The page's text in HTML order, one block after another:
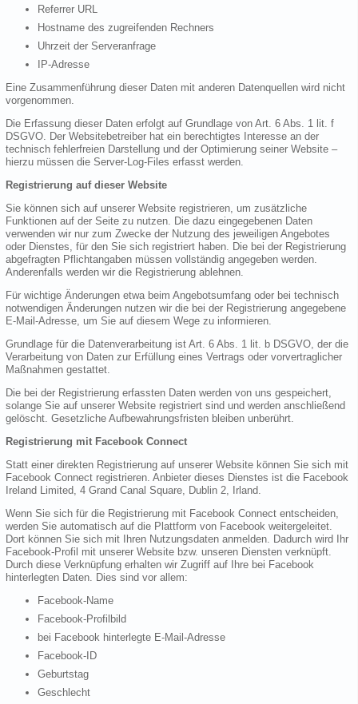
Referrer URL
Hostname des zugreifenden Rechners
Uhrzeit der Serveranfrage
IP-Adresse
Eine Zusammenführung dieser Daten mit anderen Datenquellen wird nicht
vorgenommen.
Die Erfassung dieser Daten erfolgt auf Grundlage von Art. 6 Abs. 1 lit. f
DSGVO. Der Websitebetreiber hat ein berechtigtes Interesse an der
technisch fehlerfreien Darstellung und der Optimierung seiner Website –
hierzu müssen die Server-Log-Files erfasst werden.
Registrierung auf dieser Website
Sie können sich auf unserer Website registrieren, um zusätzliche
Funktionen auf der Seite zu nutzen. Die dazu eingegebenen Daten
verwenden wir nur zum Zwecke der Nutzung des jeweiligen Angebotes
oder Dienstes, für den Sie sich registriert haben. Die bei der Registrierung
abgefragten Pflichtangaben müssen vollständig angegeben werden.
Anderenfalls werden wir die Registrierung ablehnen.
Für wichtige Änderungen etwa beim Angebotsumfang oder bei technisch
notwendigen Änderungen nutzen wir die bei der Registrierung angegebene
E-Mail-Adresse, um Sie auf diesem Wege zu informieren.
Grundlage für die Datenverarbeitung ist Art. 6 Abs. 1 lit. b DSGVO, der die
Verarbeitung von Daten zur Erfüllung eines Vertrags oder vorvertraglicher
Maßnahmen gestattet.
Die bei der Registrierung erfassten Daten werden von uns gespeichert,
solange Sie auf unserer Website registriert sind und werden anschließend
gelöscht. Gesetzliche Aufbewahrungsfristen bleiben unberührt.
Registrierung mit Facebook Connect
Statt einer direkten Registrierung auf unserer Website können Sie sich mit
Facebook Connect registrieren. Anbieter dieses Dienstes ist die Facebook
Ireland Limited, 4 Grand Canal Square, Dublin 2, Irland.
Wenn Sie sich für die Registrierung mit Facebook Connect entscheiden,
werden Sie automatisch auf die Plattform von Facebook weitergeleitet.
Dort können Sie sich mit Ihren Nutzungsdaten anmelden. Dadurch wird Ihr
Facebook-Profil mit unserer Website bzw. unseren Diensten verknüpft.
Durch diese Verknüpfung erhalten wir Zugriff auf Ihre bei Facebook
hinterlegten Daten. Dies sind vor allem:
Facebook-Name
Facebook-Profilbild
bei Facebook hinterlegte E-Mail-Adresse
Facebook-ID
Geburtstag
Geschlecht